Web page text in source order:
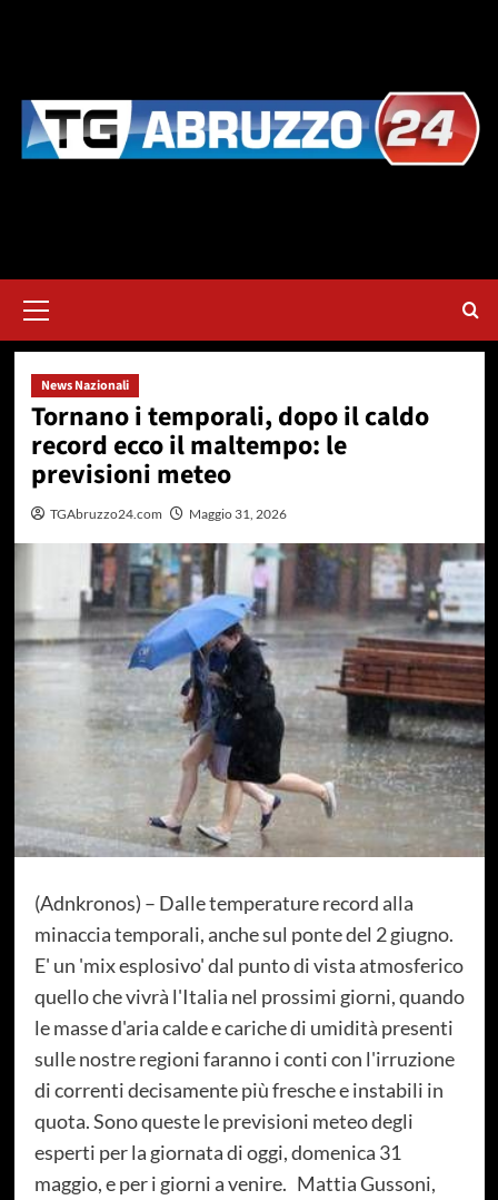
principale
News Nazionali
Tornano i temporali, dopo il caldo
record ecco il maltempo: le
previsioni meteo
TGAbruzzo24.com Maggio 31, 2026
(Adnkronos) – Dalle temperature record alla
minaccia temporali, anche sul ponte del 2 giugno.
E' un 'mix esplosivo' dal punto di vista atmosferico
quello che vivrà l'Italia nel prossimi giorni, quando
le masse d'aria calde e cariche di umidità presenti
sulle nostre regioni faranno i conti con l'irruzione
di correnti decisamente più fresche e instabili in
quota. Sono queste le previsioni meteo degli
esperti per la giornata di oggi, domenica 31
maggio, e per i giorni a venire. Mattia Gussoni,